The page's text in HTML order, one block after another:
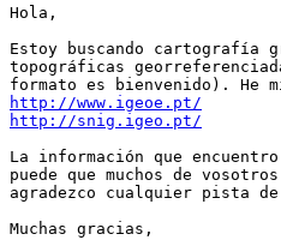
Hola,
Estoy buscando cartografía
topográficas
http://www.igeoe.pt/
http://snig.igeo.pt/
La información que
puede que muchos de
agradezco cualquier pista de
Muchas gracias,